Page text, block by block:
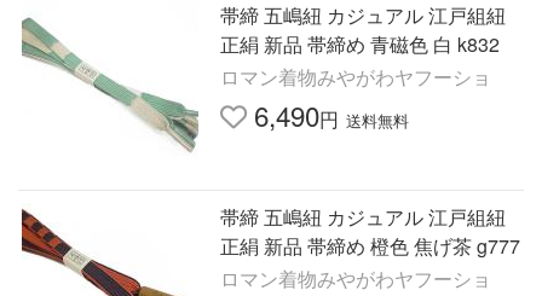
帯締 五嶋紐 カジュアル 江戸組紐
正絹 新品 帯締め 青磁色 白 k832
ロマン着物みやがわヤフーショ
6,490円 送料無料
帯締 五嶋紐 カジュアル 江戸組紐
正絹 新品 帯締め 橙色 焦げ茶 g777
ロマン着物みやがわヤフーショ